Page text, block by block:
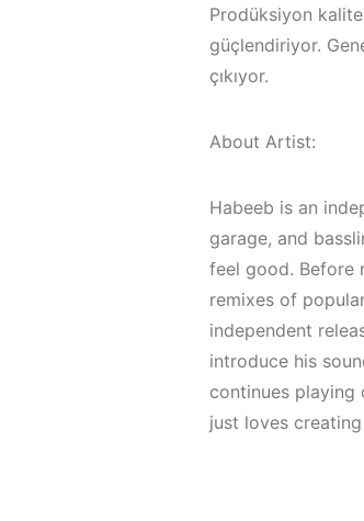
Elektronik Müzik
Mekanları 2022 –
(House, Techno,
Downtempo)
Prodüksiyon
güçlendiriyor.
çıkıyor.
About Artist:
Habeeb is an
garage, and
feel good. Before
remixes of
independent
introduce his
continues playing
just loves